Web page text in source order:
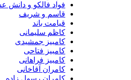
فواد فالکو و دانش عسکری
قاسم و شریف
قیامت باند
کاظم سلیمانی
کامبیز جمشیدی
کامبیز فتاحی
کامبیز فراهانی
کامران آقاخانی